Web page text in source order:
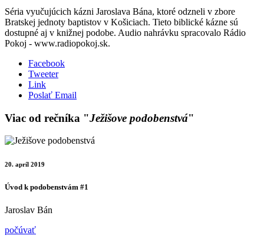
Séria vyučujúcich kázni Jaroslava Bána, ktoré odzneli v zbore
Bratskej jednoty baptistov v Košiciach. Tieto biblické kázne sú
dostupné aj v knižnej podobe. Audio nahrávku spracovalo Rádio
Pokoj - www.radiopokoj.sk.
Facebook
Tweeter
Link
Poslať Email
Viac od rečníka "Ježišove podobenstvá"
20. apríl 2019
Úvod k podobenstvám #1
Jaroslav Bán
počúvať